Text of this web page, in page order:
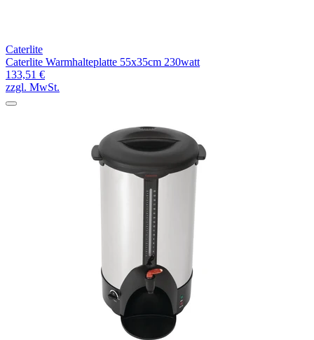
Caterlite
Caterlite Warmhalteplatte 55x35cm 230watt
133,51 €
zzgl. MwSt.